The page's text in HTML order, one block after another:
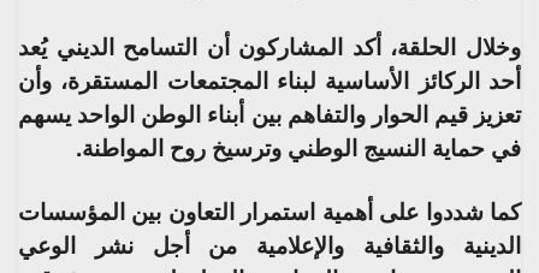
وخلال الحلقة، أكد المشاركون أن التسامح الديني يُعد
أحد الركائز الأساسية لبناء المجتمعات المستقرة، وأن
تعزيز قيم الحوار والتفاهم بين أبناء الوطن الواحد يسهم
في حماية النسيج الوطني وترسيخ روح المواطنة.
كما شددوا على أهمية استمرار التعاون بين المؤسسات
الدينية والثقافية والإعلامية من أجل نشر الوعي